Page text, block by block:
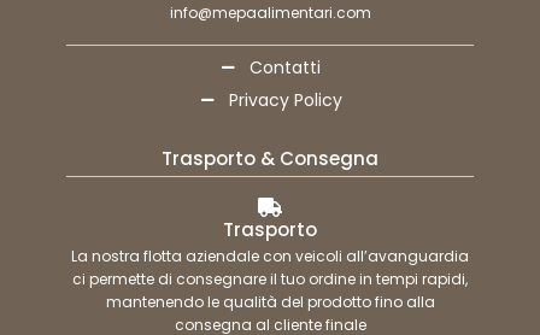
info@mepaalimentari.com
Contatti
Privacy Policy
Trasporto & Consegna
Trasporto
La nostra flotta aziendale con veicoli all’avanguardia
ci permette di consegnare il tuo ordine in tempi rapidi,
mantenendo le qualità del prodotto fino alla
consegna al cliente finale